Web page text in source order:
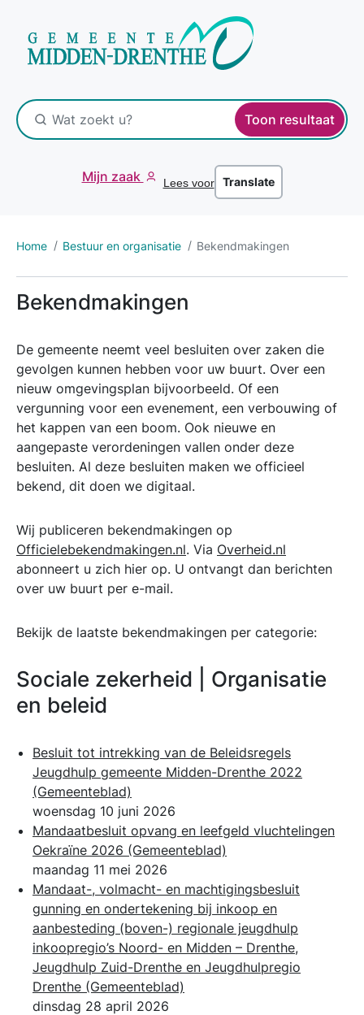
Toon resultaat
Mijn zaak Lees voor Translate
Home Bestuur en organisatie Bekendmakingen
Bekendmakingen
De gemeente neemt veel besluiten over zaken die
gevolgen kunnen hebben voor uw buurt. Over een
nieuw omgevingsplan bijvoorbeeld. Of een
vergunning voor een evenement, een verbouwing of
het kappen van een boom. Ook nieuwe en
aangepaste verordeningen vallen onder deze
besluiten. Al deze besluiten maken we officieel
bekend, dit doen we digitaal.
Wij publiceren bekendmakingen op
Officielebekendmakingen.nl. Via Overheid.nl
abonneert u zich hier op. U ontvangt dan berichten
over uw buurt per e-mail.
Bekijk de laatste bekendmakingen per categorie:
Sociale zekerheid | Organisatie
en beleid
Besluit tot intrekking van de Beleidsregels
Jeugdhulp gemeente Midden-Drenthe 2022
(Gemeenteblad)
woensdag 10 juni 2026
Mandaatbesluit opvang en leefgeld vluchtelingen
Oekraïne 2026 (Gemeenteblad)
maandag 11 mei 2026
Mandaat-, volmacht- en machtigingsbesluit
gunning en ondertekening bij inkoop en
aanbesteding (boven-) regionale jeugdhulp
inkoopregio’s Noord- en Midden – Drenthe,
Jeugdhulp Zuid-Drenthe en Jeugdhulpregio
Drenthe (Gemeenteblad)
dinsdag 28 april 2026